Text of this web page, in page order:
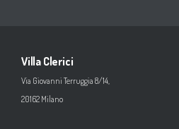
Villa Clerici
Via Giovanni Terruggia 8/14,
20162 Milano